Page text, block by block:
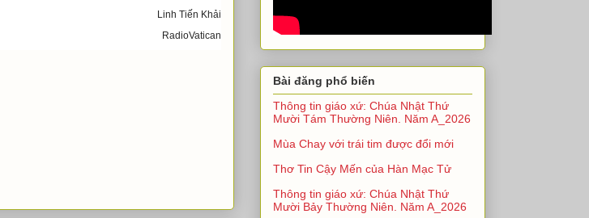
Linh Tiến Khải
RadioVatican
Bài đăng phổ biến
Thông tin giáo xứ: Chúa Nhật Thứ
Mười Tám Thường Niên. Năm A_2026
Mùa Chay với trái tim được đổi mới
Thơ Tin Cậy Mến của Hàn Mạc Tử
Thông tin giáo xứ: Chúa Nhật Thứ
Mười Bảy Thường Niên. Năm A_2026